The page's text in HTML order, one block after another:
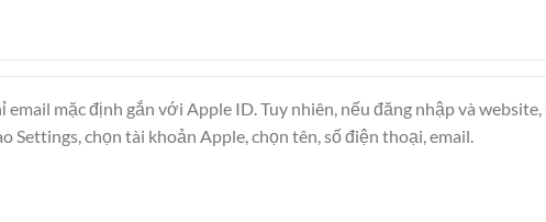
mặc định gắn với Apple ID. Tuy nhiên, nếu đăng nhập và website,
Settings, chọn tài khoản Apple, chọn tên, số điện thoại, email.